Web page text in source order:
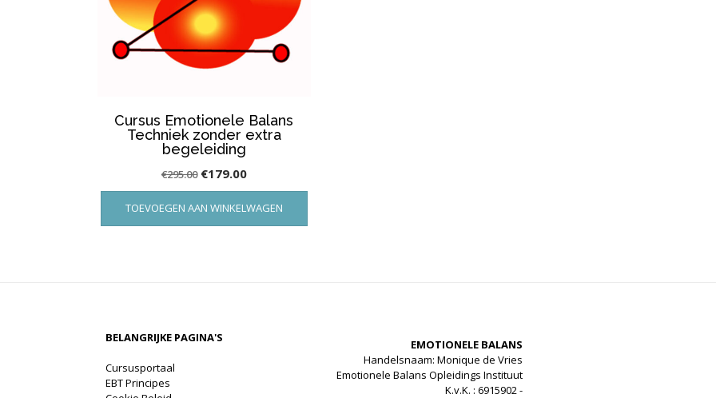
Cursus Emotionele Balans
Techniek zonder extra
begeleiding
€295.00 Oorspronkelijke
prijs
was:
€179.00Huidige
prijs
is:
TOEVOEGEN AAN WINKELWAGEN
BELANGRIJKE PAGINA'S
Cursusportaal
EBT Principes
EMOTIONELE BALANS
Handelsnaam: Monique de Vries
Emotionele Balans Opleidings Instituut
K.v.K. : 6915902 -